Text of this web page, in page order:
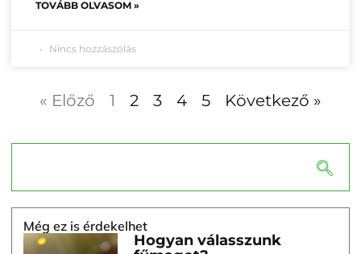
TOVÁBB OLVASOM »
Nincs hozzászólás
« Előző 1 2 3 4 5 Következő »
Még ez is érdekelhet
Hogyan válasszunk